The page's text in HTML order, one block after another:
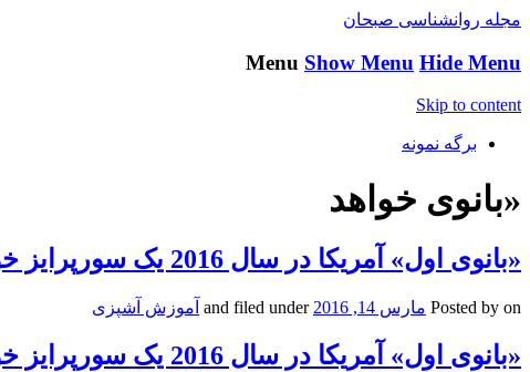
مجله روانشناسی صبحان
Menu Show Menu Hide Menu
Skip to content
برگه نمونه
«بانوی خواهد
«بانوی اول» آمریکا در سال 2016 یک سورپرایز خواهد بود؟
Posted by on مارس 14, 2016 and filed under آموزش آشپزی
«بانوی اول» آمریکا در سال 2016 یک سورپرایز خواهد بود؟